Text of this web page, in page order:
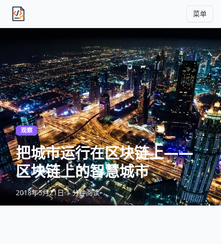
独立产品人日记 菜单
观察
把城市运行在区块链上——
区块链上的智慧城市
2018年5月21日·1 分钟阅读